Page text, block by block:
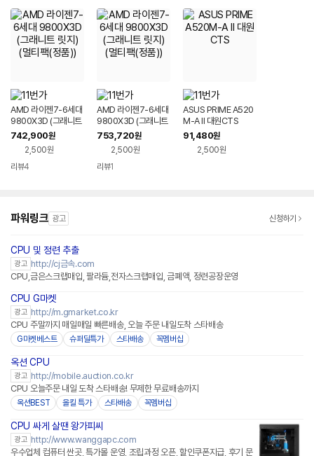
AMD 라이젠7-6세대
9800X3D (그래니트
릿지) (멀티팩(정품))
742,900원
2,500원
리뷰4
AMD 라이젠7-6세대
9800X3D (그래니트
릿지) (멀티팩(정품))
753,720원
2,500원
리뷰1
ASUS PRIME A520
M-A II 대원CTS
91,480원
2,500원
파워링크 광고 신청하기
CPU 및 정련 추출
광고 http://cj금속.com
CPU,금은스크랩매입, 팔라듐,전자스크랩매입, 금폐액, 정련공장운영
CPU G마켓
광고 http://m.gmarket.co.kr
CPU 주말까지 매일매일 빠른배송, 오늘 주문 내일도착 스타배송
G마켓베스트 슈퍼딜특가 스타배송 꼭멤버십
옥션 CPU
광고 http://mobile.auction.co.kr
CPU 오늘주문 내일 도착 스타배송! 무제한 무료배송까지
옥션BEST 올킬 특가 스타배송 꼭멤버십
CPU 싸게 살땐 왕가피씨
광고 http://www.wanggapc.com
우수업체 컴퓨터 싼곳, 특가몰 운영, 조립과정 오픈, 할인쿠폰지급, 후기 문